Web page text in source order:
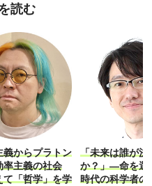
読む
義からプラトン
率主義の社会
て「哲学」を学
「未来は誰が決
か？」―命を選
時代の科学者の